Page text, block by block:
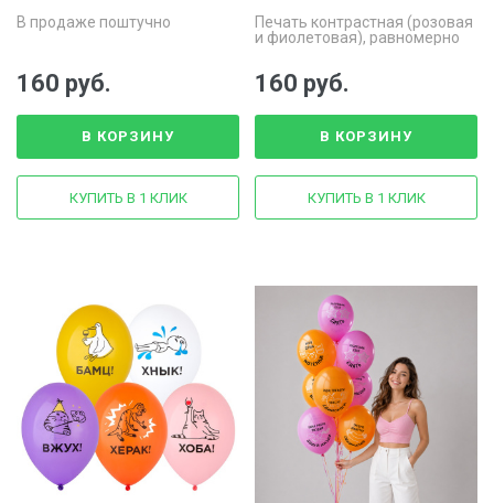
В продаже поштучно
160 руб.
В КОРЗИНУ
КУПИТЬ В 1 КЛИК
Печать контрастная (розовая
и фиолетовая), равномерно
160 руб.
В КОРЗИНУ
КУПИТЬ В 1 КЛИК